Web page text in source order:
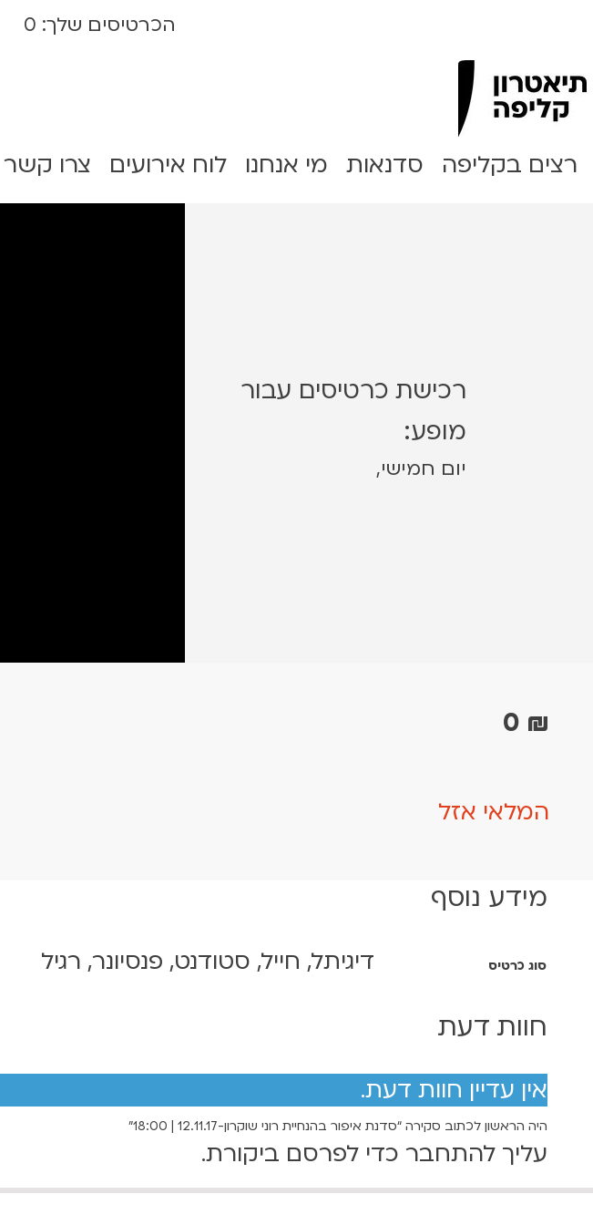
הכרטיסים שלך: 0
Clipa Theater
רצים בקליפה סדנאות מי אנחנו לוח אירועים צרו קשר
רכישת כרטיסים עבור
מופע:
יום חמישי,
0 ₪
המלאי אזל
מידע נוסף
סוג כרטיס דיגיתל, חייל, סטודנט, פנסיונר, רגיל
חוות דעת
אין עדיין חוות דעת.
היה הראשון לכתוב סקירה “סדנת איפור בהנחיית רוני שוקרון-12.11.17 | 18:00”
עליך להתחבר כדי לפרסם ביקורת.